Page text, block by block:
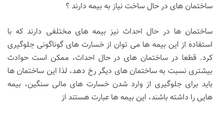
ساختمان های در حال ساخت نیاز به بیمه دارند ؟
ساختمان ها در حال احداث نیز بیمه های مختلفی دارند که با
استفاده از این بیمه ها می توان از خسارت های گوناگونی جلوگیری
کرد. قطعا در ساختمان های در حال احداث، ممکن است حوادث
بیشتری نسبت به ساختمان های دیگر رخ دهد، لذا این ساختمان ها
باید برای جلوگیری از وارد شدن خسارت های مالی سنگین، بیمه
هایی را داشته باشند، این بیمه ها عبارت هستند از